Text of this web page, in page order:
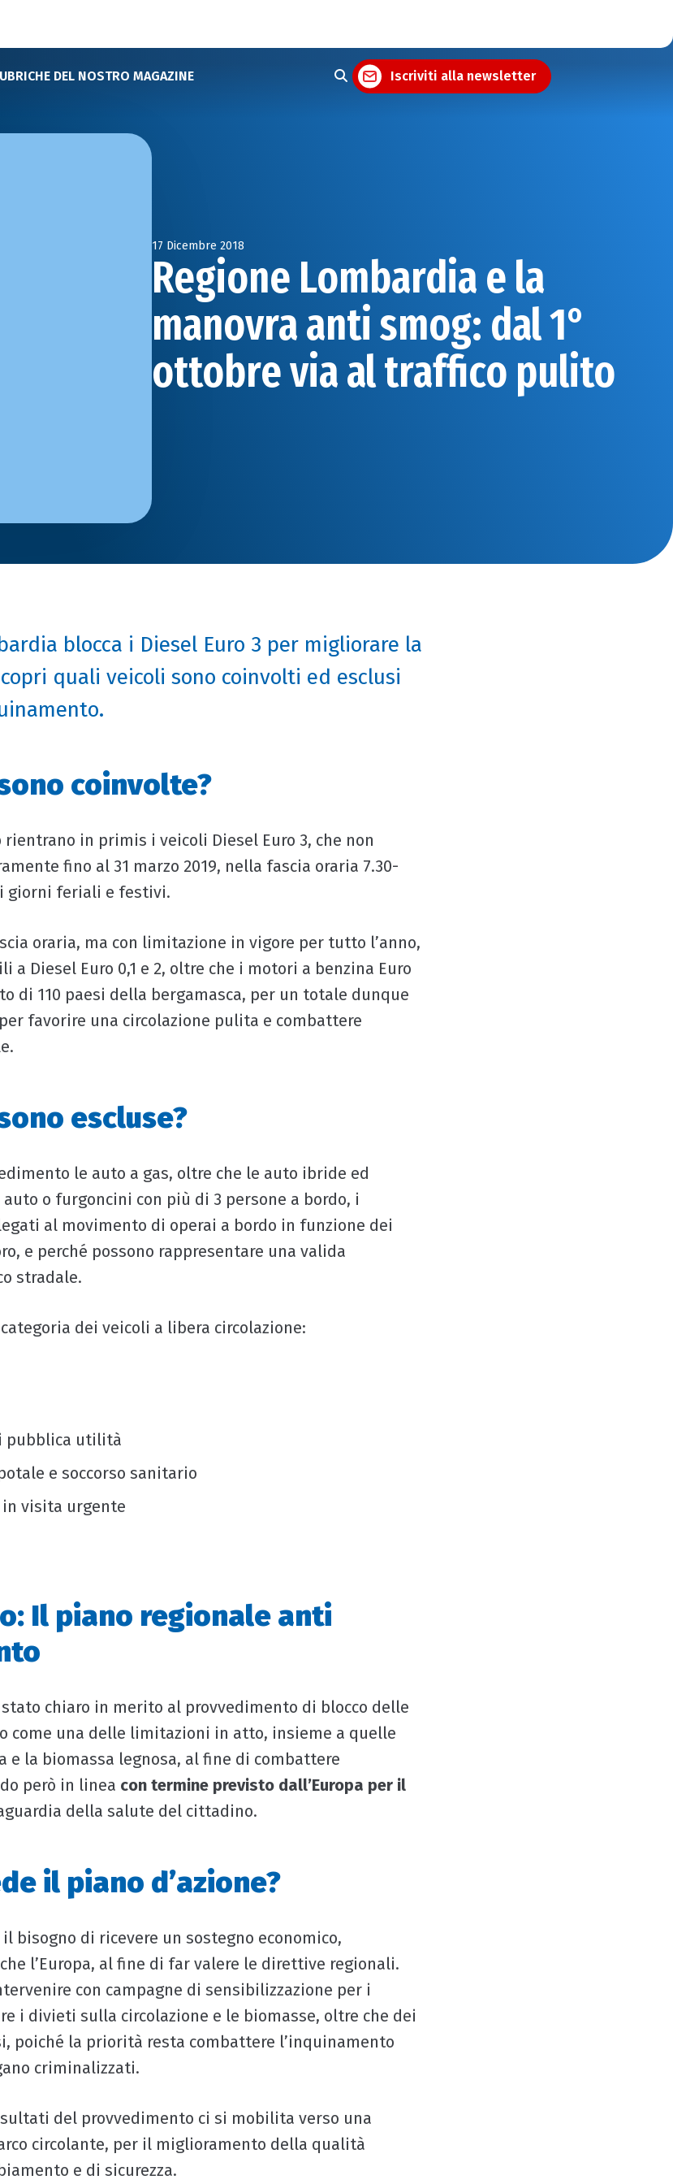
DEL NOSTRO MAGAZINE Iscriviti alla newsletter
17 Dicembre 2018
Regione Lombardia e la
manovra anti smog: dal 1°
ottobre via al traffico pulito
blocca i Diesel Euro 3 per migliorare la
quali veicoli sono coinvolti ed esclusi
coinvolte?
in primis i veicoli Diesel Euro 3, che non
fino al 31 marzo 2019, nella fascia oraria 7.30-
giorni feriali e festivi.
oraria, ma con limitazione in vigore per tutto l’anno,
a Diesel Euro 0,1 e 2, oltre che i motori a benzina Euro
di 110 paesi della bergamasca, per un totale dunque
favorire una circolazione pulita e combattere
escluse?
le auto a gas, oltre che le auto ibride ed
o furgoncini con più di 3 persone a bordo, i
al movimento di operai a bordo in funzione dei
e perché possono rappresentare una valida
stradale.
dei veicoli a libera circolazione:
pubblica utilità
e soccorso sanitario
visita urgente
Il piano regionale anti
stato chiaro in merito al provvedimento di blocco delle
come una delle limitazioni in atto, insieme a quelle
e la biomassa legnosa, al fine di combattere
però in linea con termine previsto dall’Europa per il
della salute del cittadino.
il piano d’azione?
bisogno di ricevere un sostegno economico,
l’Europa, al fine di far valere le direttive regionali.
con campagne di sensibilizzazione per i
i divieti sulla circolazione e le biomasse, oltre che dei
poiché la priorità resta combattere l’inquinamento
criminalizzati.
del provvedimento ci si mobilita verso una
circolante, per il miglioramento della qualità
e di sicurezza.